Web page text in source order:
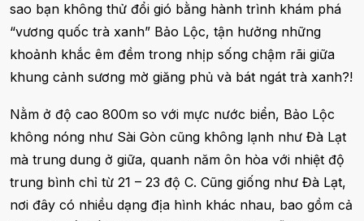
sao bạn không thử đổi gió bằng hành trình khám phá
“vương quốc trà xanh” Bảo Lộc, tận hưởng những
khoảnh khắc êm đềm trong nhịp sống chậm rãi giữa
khung cảnh sương mờ giăng phủ và bát ngát trà xanh?!
Nằm ở độ cao 800m so với mực nước biển, Bảo Lộc
không nóng như Sài Gòn cũng không lạnh như Đà Lạt
mà trung dung ở giữa, quanh năm ôn hòa với nhiệt độ
trung bình chỉ từ 21 – 23 độ C. Cũng giống như Đà Lạt,
nơi đây có nhiều dạng địa hình khác nhau, bao gồm cả